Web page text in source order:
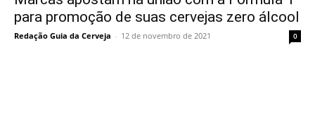
para promoção de suas cervejas zero álcool
Redação Guia da Cerveja - 12 de novembro de 2021 0